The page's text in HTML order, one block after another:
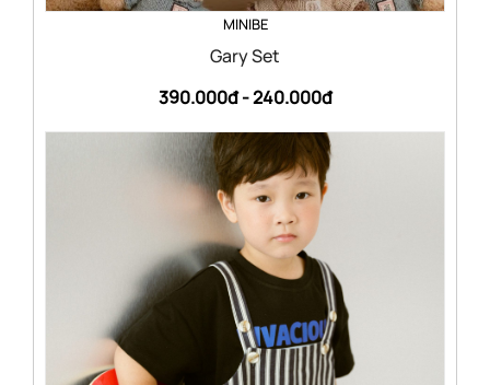
MINIBE
Gary Set
390.000đ -240.000đ